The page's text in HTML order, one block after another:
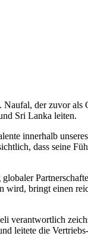
der zuvor
Sri Lanka leiten.
innerhalb
dass seine
bringt einen
verantwortlich
leitete die